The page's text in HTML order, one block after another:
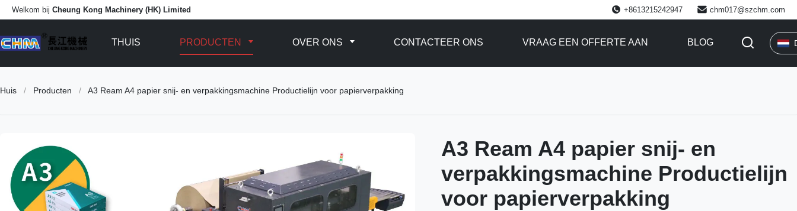
Welkom bij Cheung Kong Machinery (HK) Limited +8613215242947 chm017@szchm.com
THUIS PRODUCTEN OVER ONS CONTACTEER ONS VRAAG EEN OFFERTE AAN BLOG
Huis / Producten / A3 Ream A4 papier snij- en verpakkingsmachine Productielijn voor papierverpakking
A3 Ream A4 papier snij- en
verpakkingsmachine Productielijn
voor papierverpakking